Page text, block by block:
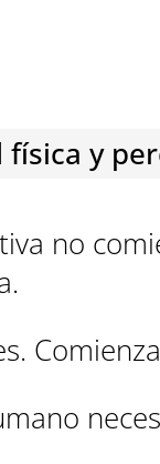
física y
no